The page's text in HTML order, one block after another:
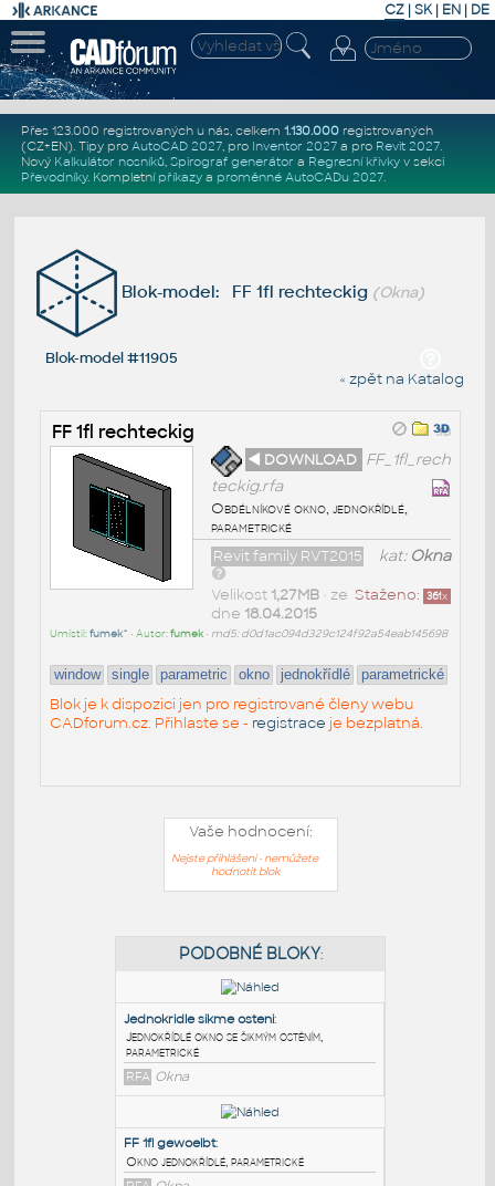
CZ | SK| EN | DE
Přes 123.000 registrovaných u nás, celkem 1.130.000registrovaných
(CZ+EN). Tipy pro AutoCAD 2027, pro Inventor 2027a pro Revit 2027.
Nový Kalkulátor nosníků, Spirograf generátor a Regresní křivkyv sekci
Převodníky. Kompletní příkazya proměnné AutoCADu 2027.
Blok-model: FF 1fl rechteckig (Okna)
Blok-model #11905
« zpět na Katalog
FF 1fl rechteckig
◄ DOWNLOAD FF_1fl_rech
teckig.rfa
Obdélníkové okno, jednokřídlé,
parametrické
kat: Okna
Revit family RVT2015
Staženo: 361x
Velikost 1,27MB• ze
dne 18.04.2015
Umístil:fumek^ • Autor:fumek• md5: d0d1ac094d329c124f92a54eab145698
window single parametric okno jednokřídlé parametrické
Blok je k dispozici jen pro registrované členy webu
CADforum.cz. Přihlaste se - registrace je bezplatná.
Vaše hodnocení:
Nejste přihlášeni - nemůžete
hodnotit blok
PODOBNÉ BLOKY: